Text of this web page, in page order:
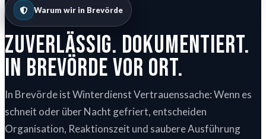
Warum wir in Brevörde
Zuverlässig. Dokumentiert.
In Brevörde vor Ort.
In Brevörde ist Winterdienst Vertrauenssache: Wenn es
schneit oder über Nacht gefriert, entscheiden
Organisation, Reaktionszeit und saubere Ausführung